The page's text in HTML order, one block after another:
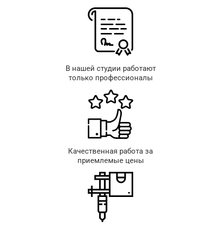
В нашей студии работают
только профессионалы
Качественная работа за
приемлемые цены